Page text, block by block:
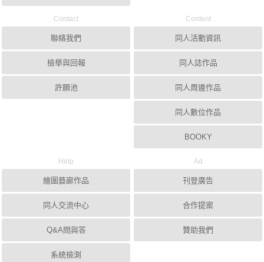
Contact
聯絡我們
檢舉與回報
許願池
Content
同人活動資訊
同人誌作品
同人周邊作品
同人數位作品
BOOKY
Help
繪圖藝廊作品
同人交流中心
Q&A問與答
系統檢測
Ad
刊登廣告
合作提案
贊助我們